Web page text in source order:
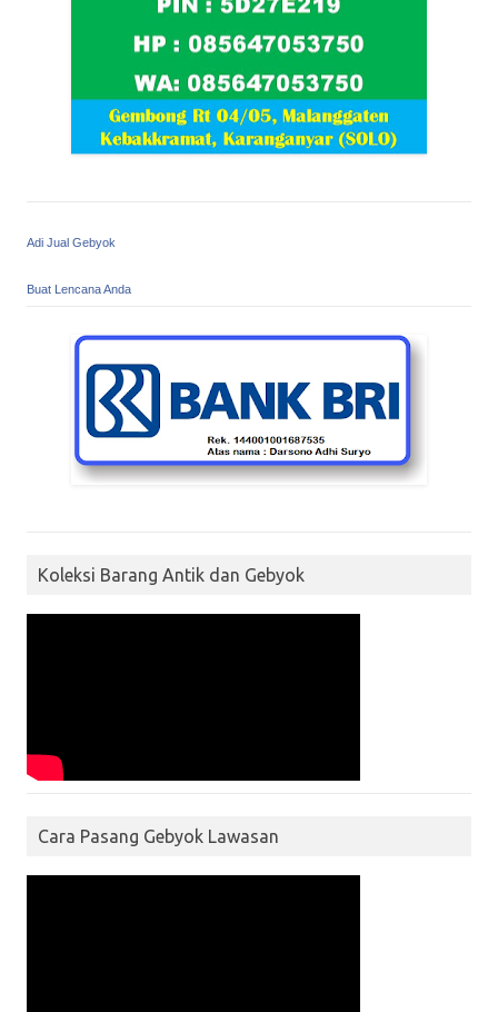
Adi Jual Gebyok
Buat Lencana Anda
Koleksi Barang Antik dan Gebyok
Cara Pasang Gebyok Lawasan